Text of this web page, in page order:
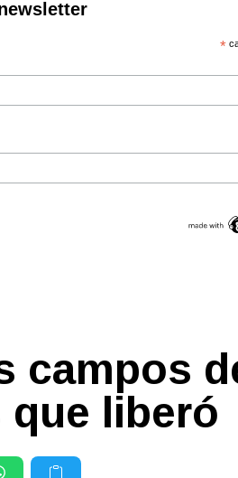
*
campos
que liberó